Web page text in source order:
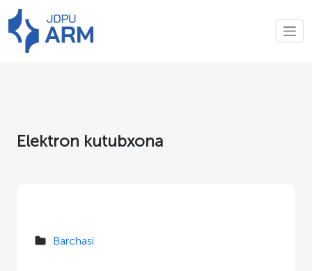
Elektron kutubxona
Barchasi